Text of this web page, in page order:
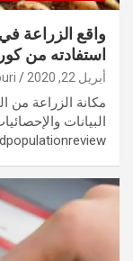
واقع الزراعة
استفادته من
أبريل 22, 2020
مكانة الزراعة من
البيانات